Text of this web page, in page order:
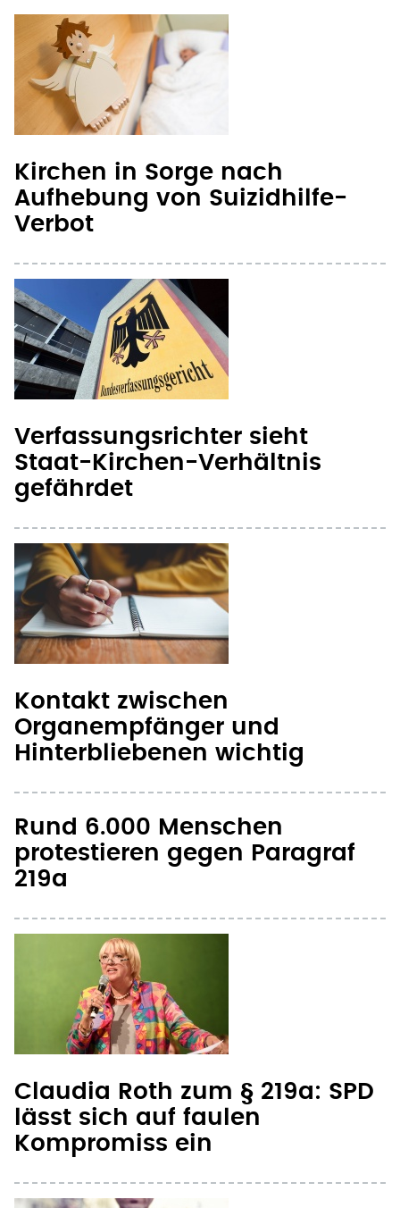
Kirchen in Sorge nach
Aufhebung von Suizidhilfe-
Verbot
Verfassungsrichter sieht
Staat-Kirchen-Verhältnis
gefährdet
Kontakt zwischen
Organempfänger und
Hinterbliebenen wichtig
Rund 6.000 Menschen
protestieren gegen Paragraf
219a
Claudia Roth zum § 219a: SPD
lässt sich auf faulen
Kompromiss ein